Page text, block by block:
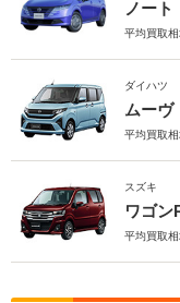
ノート
平均買取相
ダイハツ
ムーヴ
平均買取相
スズキ
ワゴン
平均買取相